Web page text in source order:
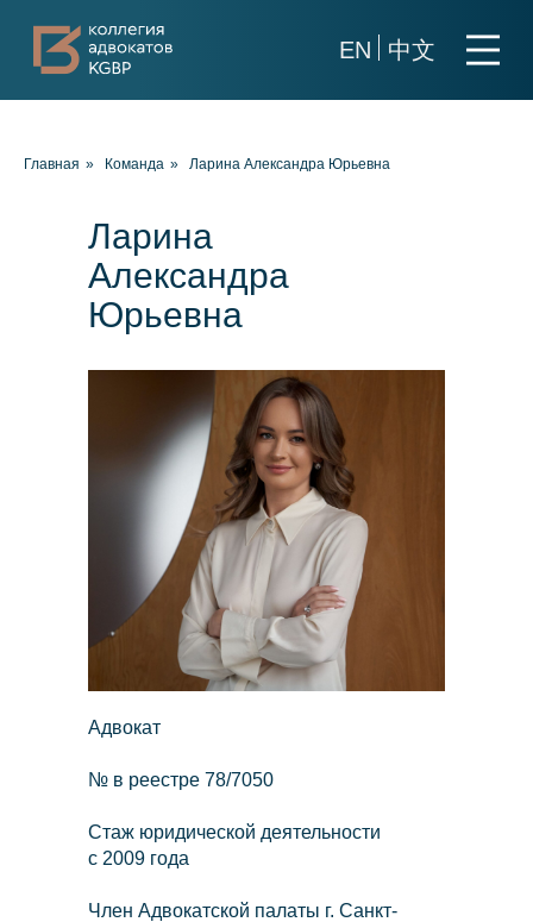
Главная » Команда » Ларина Александра Юрьевна
Ларина
Александра
Юрьевна
Адвокат
№ в реестре 78/7050
Стаж юридической деятельности
c 2009 года
Член Адвокатской палаты г. Санкт-